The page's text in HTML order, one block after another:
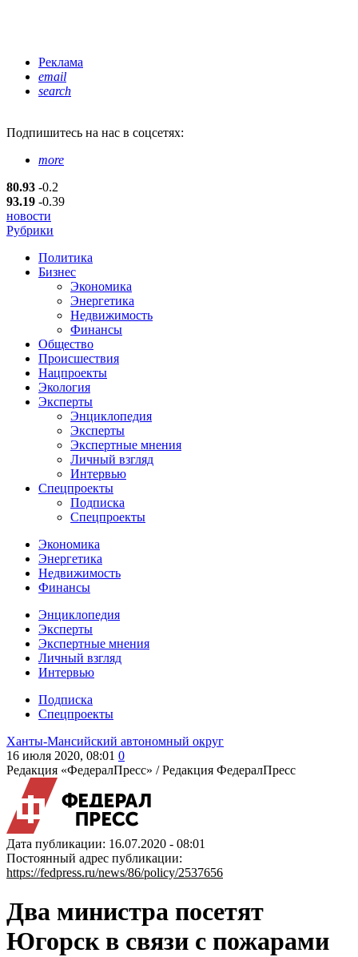
Реклама
email
search
Подпишитесь на нас в соцсетях:
more
80.93 -0.2
93.19 -0.39
новости
Рубрики
Политика
Бизнес
Экономика
Энергетика
Недвижимость
Финансы
Общество
Происшествия
Нацпроекты
Экология
Эксперты
Энциклопедия
Эксперты
Экспертные мнения
Личный взгляд
Интервью
Спецпроекты
Подписка
Спецпроекты
Экономика
Энергетика
Недвижимость
Финансы
Энциклопедия
Эксперты
Экспертные мнения
Личный взгляд
Интервью
Подписка
Спецпроекты
Ханты-Мансийский автономный округ
16 июля 2020, 08:01 0
Редакция «ФедералПресс» /Редакция ФедералПресс
Дата публикации: 16.07.2020 - 08:01
Постоянный адрес публикации:
https://fedpress.ru/news/86/policy/2537656
Два министра посетят
Югорск в связи с пожарами